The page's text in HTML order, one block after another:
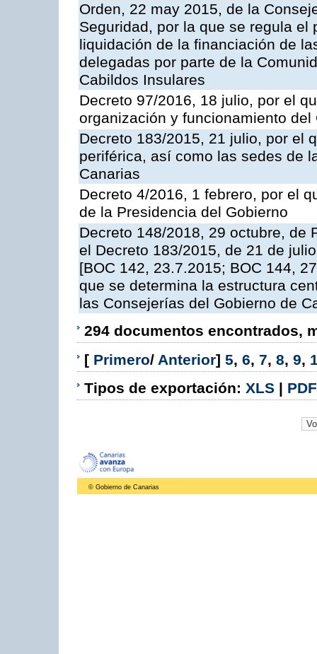
Orden, 22 may 2015, de la
Seguridad, por la que se regula
liquidación de la financiación de
delegadas por parte de la
Cabildos Insulares
Decreto 97/2016, 18 julio, por el
organización y funcionamiento
Decreto 183/2015, 21 julio, por el
periférica, así como las sedes de
Canarias
Decreto 4/2016, 1 febrero, por el
de la Presidencia del Gobierno
Decreto 148/2018, 29 octubre, de
el Decreto 183/2015, de 21 de julio
[BOC 142, 23.7.2015; BOC 144,
que se determina la estructura
las Consejerías del Gobierno de
294 documentos encontrados,
[ Primero/ Anterior] 5, 6, 7, 8, 9,
Tipos de exportación: XLS | PDF
© Gobierno de Canarias